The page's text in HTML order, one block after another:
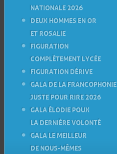
NATIONALE 2026
DEUX HOMMES EN OR
ET ROSALIE
FIGURATION
COMPLÈTEMENT LYCÉE
FIGURATION DÉRIVE
GALA DE LA FRANCOPHONIE
JUSTE POUR RIRE 2026
GALA ÉLODIE POUX
LA DERNIÈRE VOLONTÉ
GALA LE MEILLEUR
DE NOUS-MÊMES